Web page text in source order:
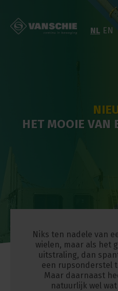
NL EN
HET MOOIE VAN
Niks ten nadele van
wielen, maar als het
uitstraling, dan
een rupsonderstel
Maar daarnaast
natuurlijk wel